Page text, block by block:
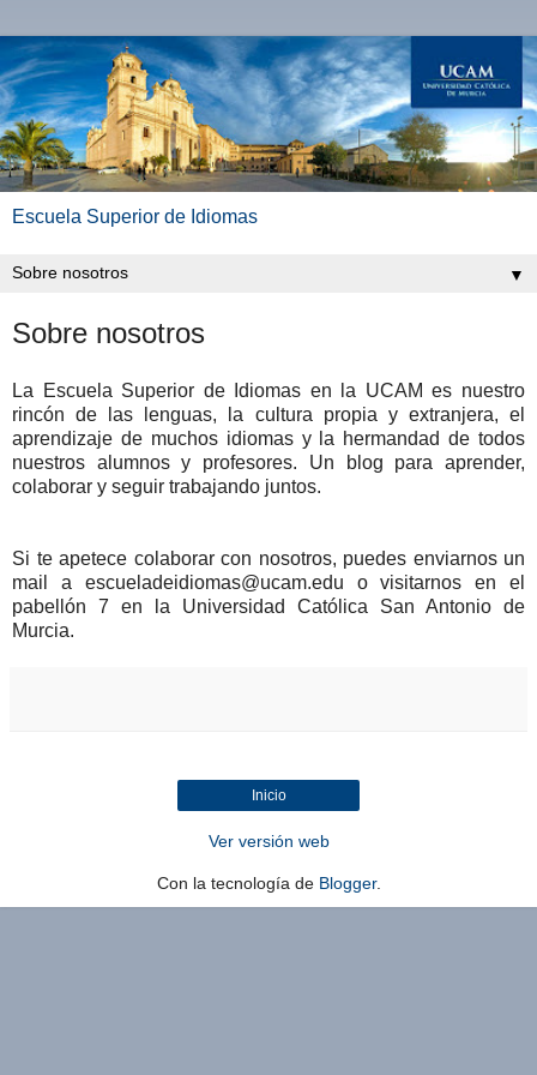
Escuela Superior de Idiomas
▼
Sobre nosotros
La Escuela Superior de Idiomas en la UCAM es nuestro
rincón de las lenguas, la cultura propia y extranjera, el
aprendizaje de muchos idiomas y la hermandad de todos
nuestros alumnos y profesores. Un blog para aprender,
colaborar y seguir trabajando juntos.
Si te apetece colaborar con nosotros, puedes enviarnos un
mail a escueladeidiomas@ucam.edu o visitarnos en el
pabellón 7 en la Universidad Católica San Antonio de
Murcia.
Inicio
Ver versión web
Con la tecnología de Blogger.